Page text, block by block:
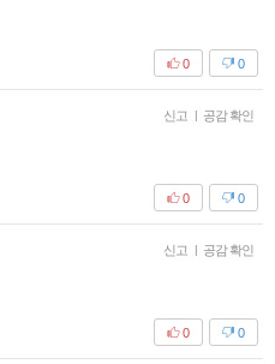
0
0
신고 | 공감 확인
0
0
신고 | 공감 확인
0
0